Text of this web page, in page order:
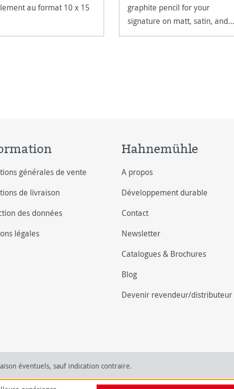
au format 10 x 15
graphite pencil for your
signature on matt, satin, and
high-gloss paper surfaces.
générales de vente
de livraison
des données
légales
Hahnemühle
A propos
Développement durable
Contact
Newsletter
Catalogues & Brochures
Blog
Devenir revendeur/distributeur
éventuels, sauf indication contraire.